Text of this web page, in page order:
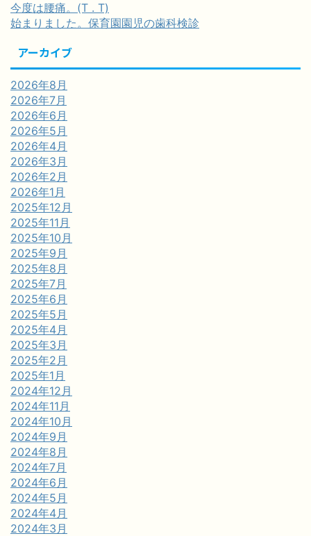
今度は腰痛。(T . T)
始まりました。保育園園児の歯科検診
アーカイブ
2026年8月
2026年7月
2026年6月
2026年5月
2026年4月
2026年3月
2026年2月
2026年1月
2025年12月
2025年11月
2025年10月
2025年9月
2025年8月
2025年7月
2025年6月
2025年5月
2025年4月
2025年3月
2025年2月
2025年1月
2024年12月
2024年11月
2024年10月
2024年9月
2024年8月
2024年7月
2024年6月
2024年5月
2024年4月
2024年3月